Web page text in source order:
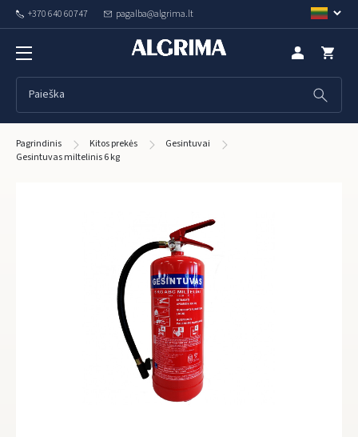
+370 640 60747 pagalba@algrima.lt
Pagrindinis Kitos prekės
Gesintuvai
Gesintuvas miltelinis 6 kg